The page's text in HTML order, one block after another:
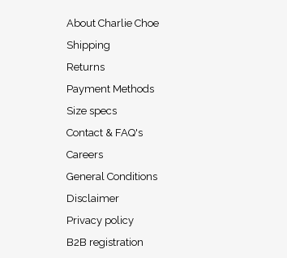
About Charlie Choe
Shipping
Returns
Payment Methods
Size specs
Contact & FAQ's
Careers
General Conditions
Disclaimer
Privacy policy
B2B registration